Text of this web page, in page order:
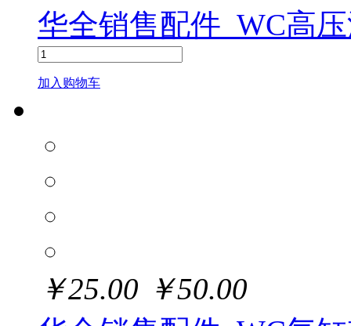
华全销售配件_WC高
加入购物车
￥25.00 ￥50.00